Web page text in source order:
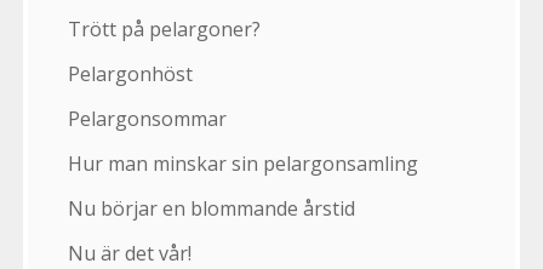
Trött på pelargoner?
Pelargonhöst
Pelargonsommar
Hur man minskar sin pelargonsamling
Nu börjar en blommande årstid
Nu är det vår!